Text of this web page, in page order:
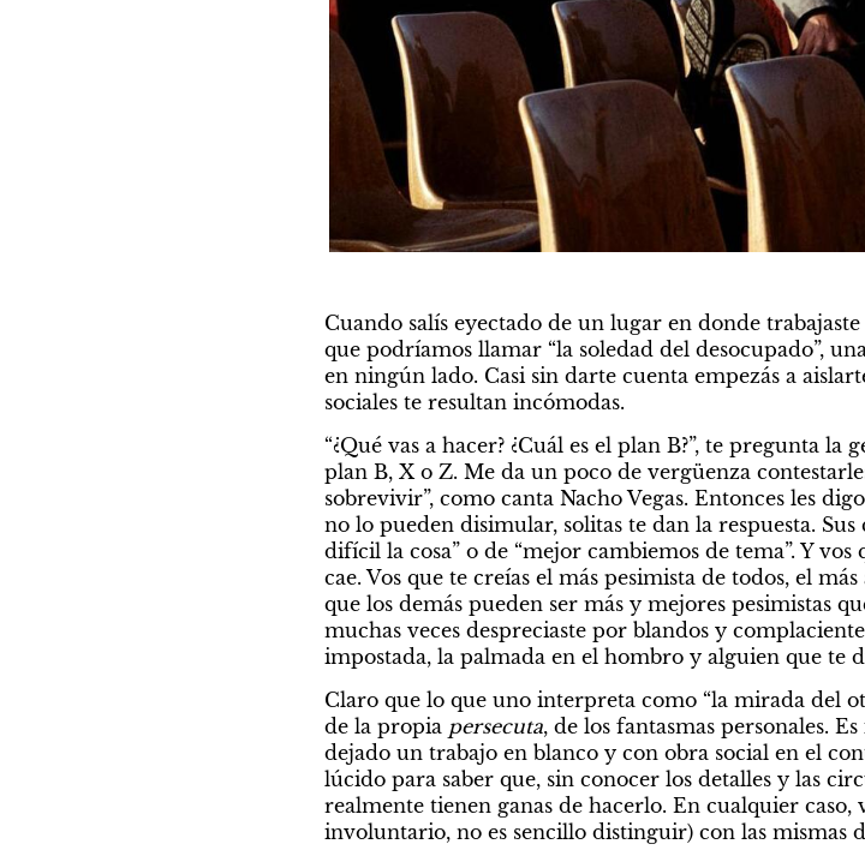
Cuando salís eyectado de un lugar en donde
que podríamos llamar “la soledad del desocupado”,
en ningún lado. Casi sin darte cuenta empezás a
sociales te resultan incómodas.
“¿Qué vas a hacer? ¿Cuál es el plan B?”, te pregunta
plan B, X o Z. Me da un poco de vergüenza
sobrevivir”, como canta Nacho Vegas. Entonces les
no lo pueden disimular, solitas te dan la respuesta. Sus
difícil la cosa” o de “mejor cambiemos de tema”. Y
cae. Vos que te creías el más pesimista de todos, el
que los demás pueden ser más y mejores pesimistas
muchas veces despreciaste por blandos y
impostada, la palmada en el hombro y alguien que te
Claro que lo que uno interpreta como “la mirada del
de la propia persecuta, de los fantasmas personales.
dejado un trabajo en blanco y con obra social en el
lúcido para saber que, sin conocer los detalles y las
realmente tienen ganas de hacerlo. En cualquier
involuntario, no es sencillo distinguir) con las mismas